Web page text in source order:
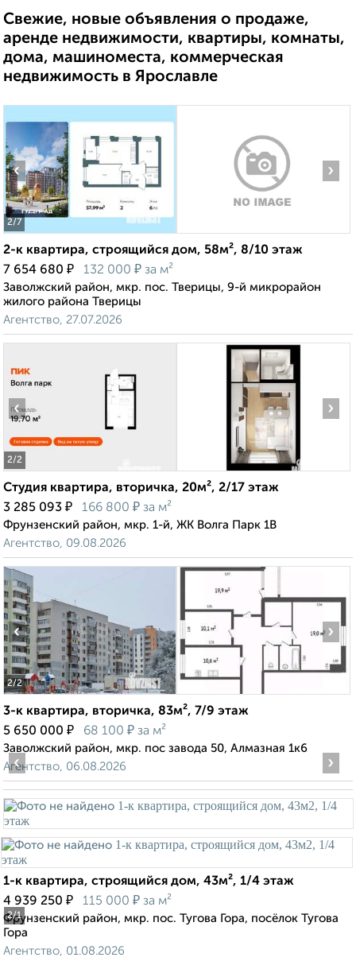
Свежие, новые объявления о продаже,
аренде недвижимости, квартиры, комнаты,
дома, машиноместа, коммерческая
недвижимость в Ярославле
2/7
‹ ›
2-к квартира, строящийся дом, 58м², 8/10 этаж
7 654 680 ₽ 132 000 ₽ за м²
Заволжский район, мкр. пос. Тверицы, 9-й микрорайон
жилого района Тверицы
Агентство, 27.07.2026
2/2
‹ ›
Студия квартира, вторичка, 20м², 2/17 этаж
3 285 093 ₽ 166 800 ₽ за м²
Фрунзенский район, мкр. 1-й, ЖК Волга Парк 1В
Агентство, 09.08.2026
2/2
‹ ›
3-к квартира, вторичка, 83м², 7/9 этаж
5 650 000 ₽ 68 100 ₽ за м²
Заволжский район, мкр. пос завода 50, Алмазная 1к6
Агентство, 06.08.2026
2/1
‹ ›
1-к квартира, строящийся дом, 43м², 1/4 этаж
4 939 250 ₽ 115 000 ₽ за м²
Фрунзенский район, мкр. пос. Тугова Гора, посёлок Тугова
Гора
Агентство, 01.08.2026